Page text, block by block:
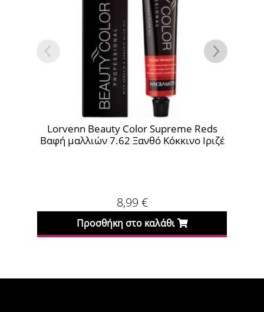
Beauty Color Supreme Reds
7.62 Ξανθό Κόκκινο Ιριζέ
Προσθήκη στο καλάθι
Lorvenn
Βαφή